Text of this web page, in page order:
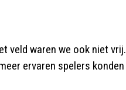
veld waren we ook niet vrij.
ervaren spelers konden